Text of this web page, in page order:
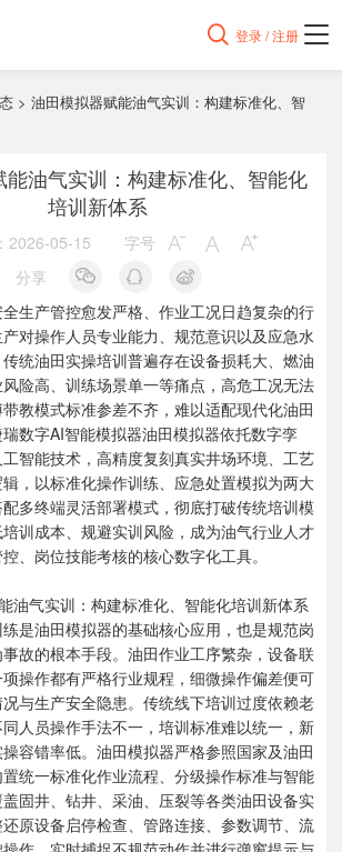
 登录 / 注册
> 油田模拟器赋能油气实训：构建标准化、智
能油气实训：构建标准化、智能化
培训新体系
2026-05-15 字号   
分享
生产管控愈发严格、作业工况日趋复杂的行
对操作人员专业能力、规范意识以及应急水
统油田实操培训普遍存在设备损耗大、燃油
险高、训练场景单一等痛点，高危工况无法
教模式标准参差不齐，难以适配现代化油田
数字AI智能模拟器油田模拟器依托数字孪
智能技术，高精度复刻真实井场环境、工艺
，以标准化操作训练、应急处置模拟为两大
多终端灵活部署模式，彻底打破传统培训模
训成本、规避实训风险，成为油气行业人才
、岗位技能考核的核心数字化工具。
是油田模拟器的基础核心应用，也是规范岗
故的根本手段。油田作业工序繁杂，设备联
操作都有严格行业规程，细微操作偏差便可
与生产安全隐患。传统线下培训过度依赖老
人员操作手法不一，培训标准难以统一，新
容错率低。油田模拟器严格参照国家及油田
统一标准化作业流程、分级操作标准与智能
固井、钻井、采油、压裂等各类油田设备实
原设备启停检查、管路连接、参数调节、流